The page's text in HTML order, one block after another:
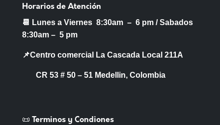
Horarios de Atención
📆 Lunes a Viernes 8:30am – 6 pm /Sabados
8:30am – 5 pm
📌Centro comercial La Cascada Local 211A
CR 53 # 50 – 51 Medellin, Colombia
📜 Terminos y Condiones